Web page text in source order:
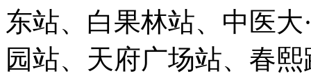
东站、白果林站、中医
园站、天府广场站、春